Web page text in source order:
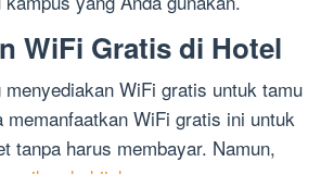
WiFi Gratis di Hotel
WiFi gratis untuk tamu
memanfaatkan WiFi gratis ini untuk
tanpa harus membayar. Namun,